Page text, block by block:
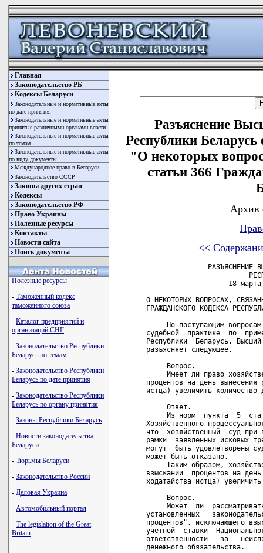
Главная
Законодательство РБ
Кодексы Беларуси
Законодательные и нормативные акты
по дате принятия
Законодательные и нормативные акты
принятые различными органами власти
Законодательные и нормативные акты
по темам
Законодательные и нормативные акты
по виду документы
Международное право в Беларуси
Законодательство СССР
Законы других стран
Кодексы
Законодательство РФ
Право Украины
Полезные ресурсы
Контакты
Новости сайта
Поиск документа
Полезные ресурсы
- Таможенный кодекс
таможенного союза
- Каталог предприятий и
организаций СНГ
- Законодательство Республики
Беларусь по темам
- Законодательство Республики
Беларусь по дате принятия
- Законодательство Республики
Беларусь по органу принятия
- Законы Республики Беларусь
- Новости законодательства
Беларуси
- Тюрьмы Беларуси
- Законодательство России
- Деловая Украина
- Автомобильный портал
- The legislation of the Great
Britain
Разъяснение
Республики
"О некоторых
статьи 366
Архив
<<
РАЗЪЯСНЕНИЕ
18
О НЕКОТОРЫХ ВОПРОСАХ,
ГРАЖДАНСКОГО КОДЕКСА
По поступающим
судебной  практике  по
Республики  Беларусь,
разъясняет следующее.
     Вопрос.
Имеет ли право
процентов на день вынесения
истца) увеличить количество
     Ответ.
Из норм  пункта  5
Хозяйственного
что  хозяйственный  суд при
рамки  заявленных исковых
могут  быть удовлетворены
может быть отказано.
Таким образом,
взыскании  процентов на
ходатайства истца)
     Вопрос.
Может  ли
установленных
процентов", исключающего
учетной  ставки
ответственности   за
денежного обязательства.